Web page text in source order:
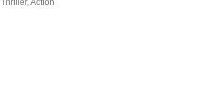
Thriller,Action